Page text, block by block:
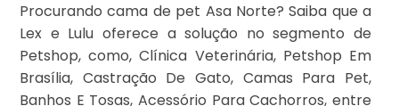
Procurando cama de pet Asa Norte? Saiba que a
Lex e Lulu oferece a solução no segmento de
Petshop, como, Clínica Veterinária, Petshop Em
Brasília, Castração De Gato, Camas Para Pet,
Banhos E Tosas, Acessório Para Cachorros, entre